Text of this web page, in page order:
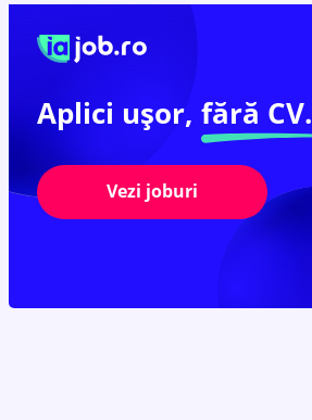
Aplici ușor, fără CV.
Vezi joburi